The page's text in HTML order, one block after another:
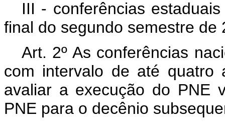
III - conferências
final do segundo semestre de
Art. 2º As conferências
com intervalo de até
avaliar a execução do PNE
PNE para o decênio